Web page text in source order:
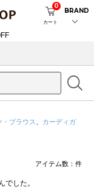
カート
0
BRAND
・ブラウス
カーディガ
アイテム数： 件
でした。